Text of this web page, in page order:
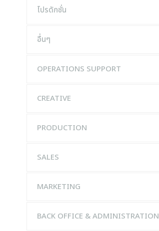
โปรดักชั่น
อื่นๆ
OPERATIONS SUPPORT
CREATIVE
PRODUCTION
SALES
MARKETING
BACK OFFICE & ADMINISTRATION